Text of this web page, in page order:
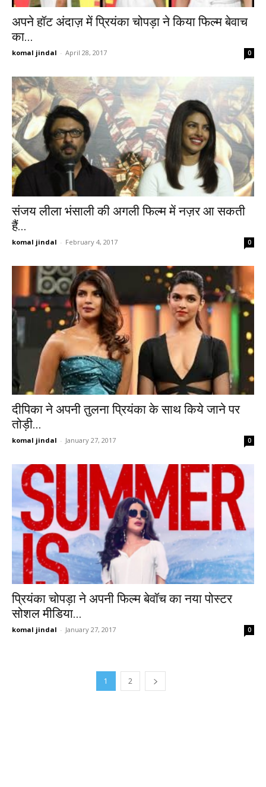
अपने हॉट अंदाज़ में प्रियंका चोपड़ा ने किया फिल्म बेवाच
का...
komal jindal - April 28, 2017 0
संजय लीला भंसाली की अगली फिल्म में नज़र आ सकती
हैं...
komal jindal - February 4, 2017 0
दीपिका ने अपनी तुलना प्रियंका के साथ किये जाने पर
तोड़ी...
komal jindal - January 27, 2017 0
प्रियंका चोपड़ा ने अपनी फिल्म बेवॉच का नया पोस्टर
सोशल मीडिया...
komal jindal - January 27, 2017 0
1 2